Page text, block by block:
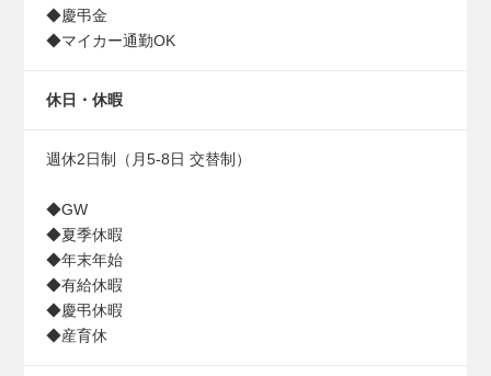
◆慶弔⾦
◆マイカー通勤OK
休日・休暇
週休2⽇制（⽉5-8⽇ 交替制）
◆GW
◆夏季休暇
◆年末年始
◆有給休暇
◆慶弔休暇
◆産育休